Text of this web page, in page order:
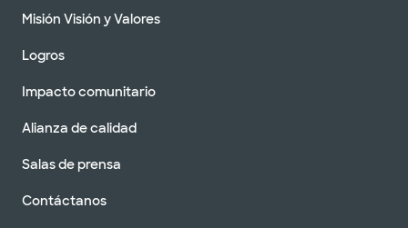
Misión Visión y Valores
Logros
Impacto comunitario
Alianza de calidad
Salas de prensa
Contáctanos